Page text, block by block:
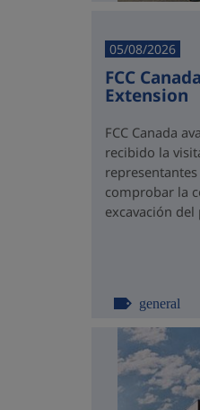
05/08/2026
FCC
Extension
FCC Canada
recibido la
comprobar la
excavación del
general